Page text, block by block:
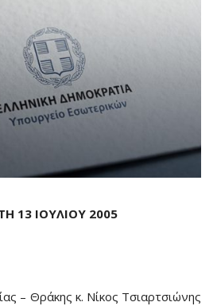
13 ΙΟΥΛΙΟΥ 2005
– Θράκης κ. Νίκος Τσιαρτσιώνης